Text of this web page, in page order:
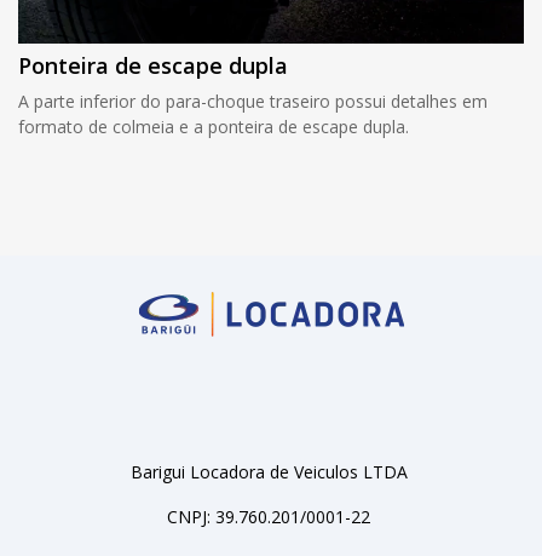
Ponteira de escape dupla
A parte inferior do para-choque traseiro possui detalhes em
formato de colmeia e a ponteira de escape dupla.
Barigui Locadora de Veiculos LTDA
CNPJ: 39.760.201/0001-22